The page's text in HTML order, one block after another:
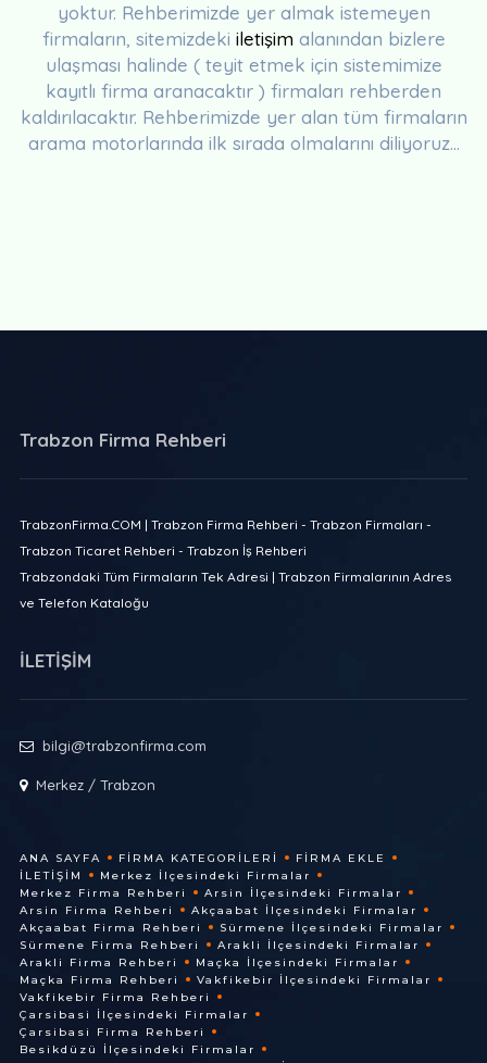
yoktur. Rehberimizde yer almak istemeyen
firmaların, sitemizdeki iletişim alanından bizlere
ulaşması halinde ( teyit etmek için sistemimize
kayıtlı firma aranacaktır ) firmaları rehberden
kaldırılacaktır. Rehberimizde yer alan tüm firmaların
arama motorlarında ilk sırada olmalarını diliyoruz...
Trabzon Firma Rehberi
TrabzonFirma.COM | Trabzon Firma Rehberi - Trabzon Firmaları -
Trabzon Ticaret Rehberi - Trabzon İş Rehberi
Trabzondaki Tüm Firmaların Tek Adresi | Trabzon Firmalarının Adres
ve Telefon Kataloğu
İLETİŞİM
bilgi@trabzonfirma.com
Merkez / Trabzon
ANA SAYFA FIRMA KATEGORILERI
FIRMA EKLE
İLETIŞIM
Merkez İlçesindeki Firmalar
Merkez Firma Rehberi
Arsin İlçesindeki Firmalar
Arsin Firma Rehberi
Akçaabat İlçesindeki Firmalar
Akçaabat Firma Rehberi
Sürmene İlçesindeki Firmalar
Sürmene Firma Rehberi
Arakli İlçesindeki Firmalar
Arakli Firma Rehberi
Maçka İlçesindeki Firmalar
Maçka Firma Rehberi
Vakfikebir İlçesindeki Firmalar
Vakfikebir Firma Rehberi
Çarsibasi İlçesindeki Firmalar
Çarsibasi Firma Rehberi
Besikdüzü İlçesindeki Firmalar